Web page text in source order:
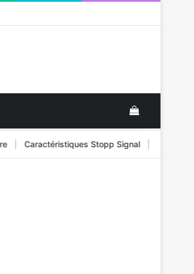
View your
Caractéristiques Stopp Signal | Carburant